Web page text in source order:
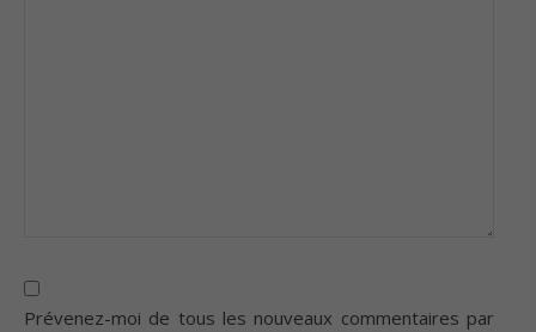
Prévenez-moi de tous les nouveaux commentaires par